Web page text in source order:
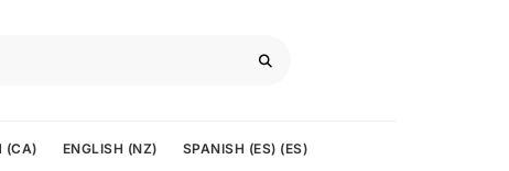
(CA) ENGLISH (NZ) SPANISH (ES) (ES)